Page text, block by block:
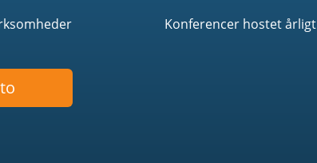
Konferencer hostet årligt